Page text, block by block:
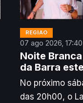
REGIÃO
07 ago 2026, 17:40
Noite
da Barra
No próximo
das 20h00, o